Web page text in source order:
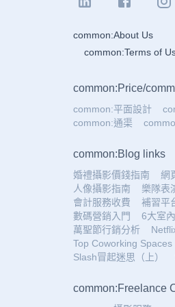
common:About Us
common:Terms of
common:Price/
common:平面設計
common:通渠
common:Blog links
婚禮攝影價錢指南 網
人像攝影指南
樂隊表
會計服務收費
補習平
數碼營銷入門
6大室
萬聖節行銷分析
Top Coworking Spaces
Slash冒起迷思（上）
common:Freelance